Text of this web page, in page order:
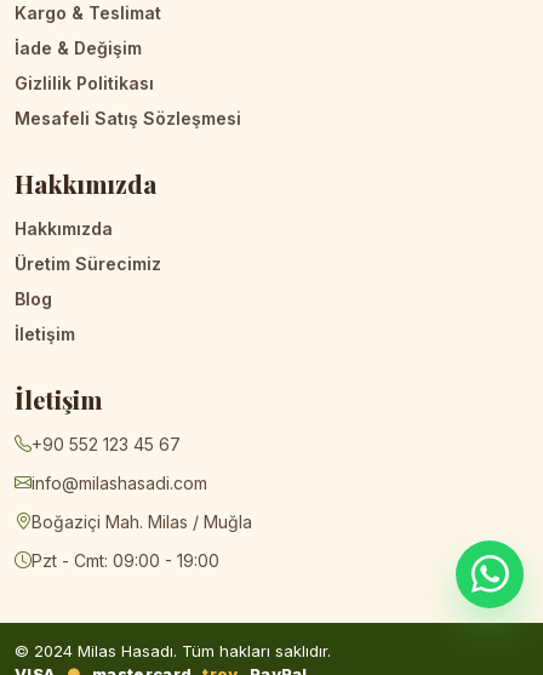
Kargo & Teslimat
İade & Değişim
Gizlilik Politikası
Mesafeli Satış Sözleşmesi
Hakkımızda
Hakkımızda
Üretim Sürecimiz
Blog
İletişim
İletişim
+90 552 123 45 67
info@milashasadi.com
Boğaziçi Mah. Milas / Muğla
Pzt - Cmt: 09:00 - 19:00
© 2024 Milas Hasadı. Tüm hakları saklıdır.